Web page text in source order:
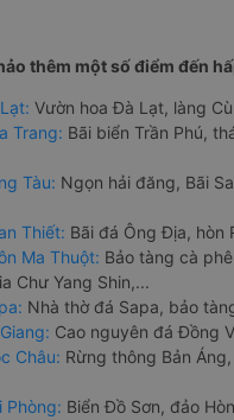
thêm một số điểm đến
Vườn hoa Đà Lạt, làng
Trang: Bãi biển Trần Phú,
Tàu: Ngọn hải đăng, Bãi
Thiết: Bãi đá Ông Địa, hòn
Ma Thuột: Bảo tàng cà
Chư Yang Shin,...
Nhà thờ đá Sapa, bảo
Cao nguyên đá Đồng
Châu: Rừng thông Bản
Phòng: Biển Đồ Sơn, đảo